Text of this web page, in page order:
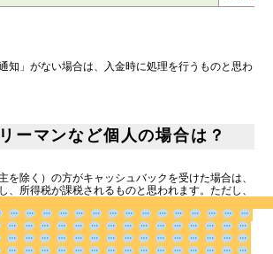
知」がない場合は、入金時に処理を行うものと思わ
ーマンなど個人の場合は？
を除く）の方がキャッシュバックを受けた場合は、
、所得税が課税されるものと思われます。ただし、